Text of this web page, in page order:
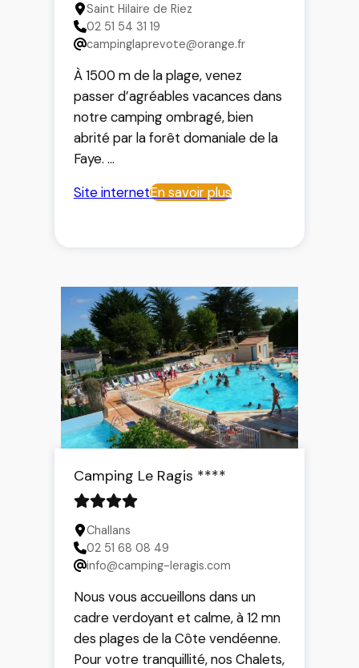
Saint Hilaire de Riez
02 51 54 31 19
campinglaprevote@orange.fr
À 1500 m de la plage, venez
passer d’agréables vacances dans
notre camping ombragé, bien
abrité par la forêt domaniale de la
Faye.
Nos 50 emplacements sont tous
pour tous renseignements et vous
invitons à nous contacter par
téléphone.
Site internetEn savoir plus
Camping Le Ragis ****
Challans
02 51 68 08 49
info@camping-leragis.com
Nous vous accueillons dans un
cadre verdoyant et calme, à 12 mn
des plages de la Côte vendéenne.
Pour votre tranquillité, nos Chalets,